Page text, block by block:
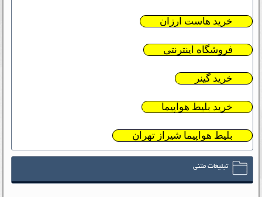
خرید هاست ارزان
فروشگاه اینترنتی
خرید گینر
خرید بلیط هواپیما
بلیط هواپیما شیراز تهران
تبلیغات متنی